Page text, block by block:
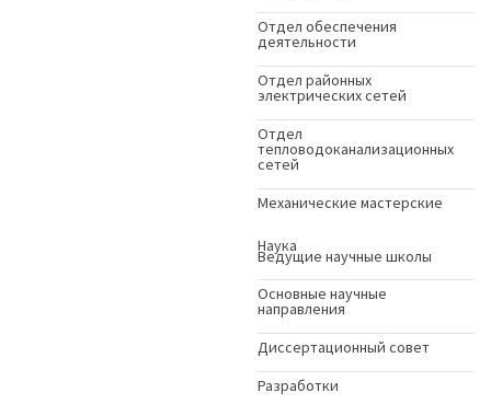
Отдел обеспечения
деятельности
Отдел районных
электрических сетей
Отдел
тепловодоканализационных
сетей
Механические мастерские
Наука
Ведущие научные школы
Основные научные
направления
Диссертационный совет
Разработки